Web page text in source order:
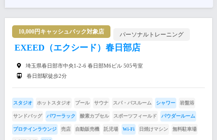
10,000円キャッシュバック対象店 パーソナルトレーニング
EXEED（エクシード）春日部店
埼玉県春日部市中央1-2-6 春日部M6ビル 505号室
春日部駅徒歩2分
スタジオ ホットスタジオ プール サウナ スパ・バスルーム シャワー 岩盤浴
サンドバッグ パワーラック 酸素カプセル スポーツフィールド パウダールーム
プロテインラウンジ 売店 自動販売機 託児場 Wi-Fi 日焼けマシン 無料駐車場